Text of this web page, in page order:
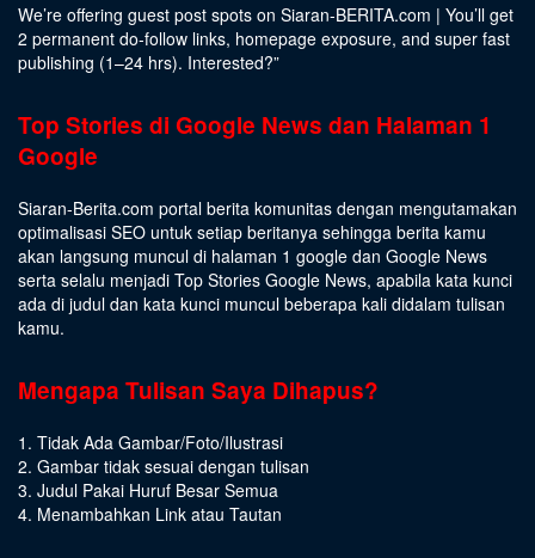
We’re offering guest post spots on Siaran-BERITA.com | You’ll get
2 permanent do-follow links, homepage exposure, and super fast
publishing (1–24 hrs). Interested?”
Top Stories di Google News dan Halaman 1
Google
Siaran-Berita.com portal berita komunitas dengan mengutamakan
optimalisasi SEO untuk setiap beritanya sehingga berita kamu
akan langsung muncul di halaman 1 google dan Google News
serta selalu menjadi Top Stories Google News, apabila kata kunci
ada di judul dan kata kunci muncul beberapa kali didalam tulisan
kamu.
Mengapa Tulisan Saya Dihapus?
1. Tidak Ada Gambar/Foto/Ilustrasi
2. Gambar tidak sesuai dengan tulisan
3. Judul Pakai Huruf Besar Semua
4. Menambahkan Link atau Tautan